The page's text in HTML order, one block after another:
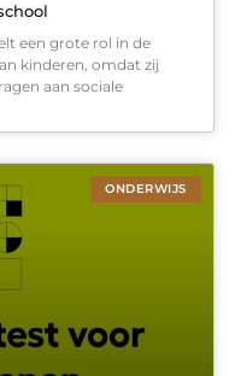
een grote rol in de
kinderen, omdat zij
aan sociale
ONDERWIJS